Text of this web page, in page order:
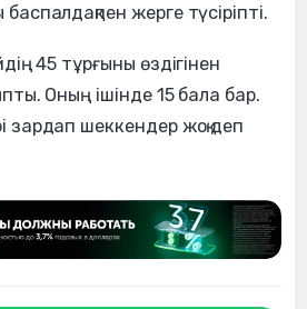
жерге түсіріпті.
45 тұрғыны өздігінен
Оның ішінде 15 бала бар.
зардап шеккендер жоқ деп